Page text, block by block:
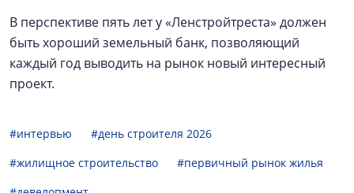
В перспективе пять лет у «Ленстройтреста» должен
быть хороший земельный банк, позволяющий
каждый год выводить на рынок новый интересный
проект.
#интервью
#день строителя 2026
#жилищное строительство
#первичный рынок жилья